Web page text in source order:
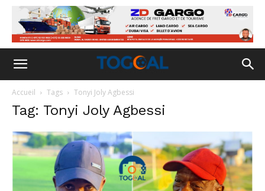
Accueil Tags Tonyi Joly Agbessi
Tag: Tonyi Joly Agbessi